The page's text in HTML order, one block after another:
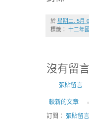
於 星期二, 5月
標籤： 十二年
沒有留
張貼留言
較新的文章
訂閱： 張貼留